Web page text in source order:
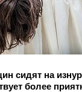
сидят на
более